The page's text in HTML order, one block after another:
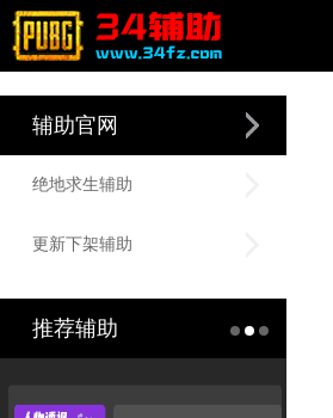
辅助官网
绝地求生辅助
更新下架辅助
推荐辅助